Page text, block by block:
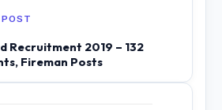
Recruitment 2019 – 132
Fireman Posts